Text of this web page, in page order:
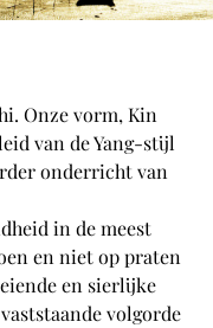
Onze vorm, Kin
van de Yang-stijl
onderricht van
in de meest
en niet op praten
en sierlijke
volgorde